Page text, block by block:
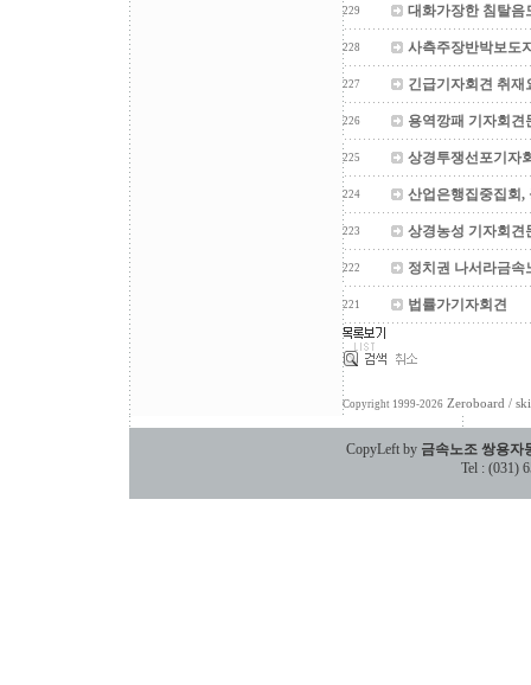
229 대화가장한 침탈음
228 사측주장반박보도
227 긴급기자회견 취재
226 용역깡패 기자회견
225 상경투쟁선포기자
224 산업은행집중집회,
223 상경농성 기자회견
222 정치권 나서라금
221 법률가기자회견
Copyright 1999-2026 Zeroboard /
CopyLeft by 금속노조 쌍용자
Tel : (031)